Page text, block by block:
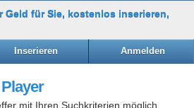
Inserieren Anmelden
mit Ihren Suchkriterien möglich.